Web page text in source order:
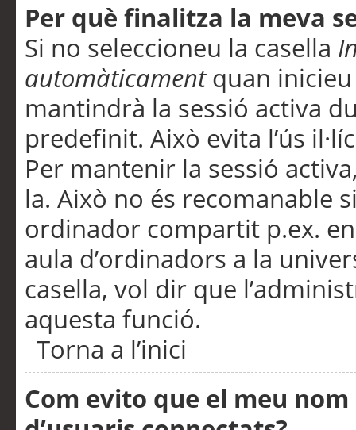
Per què finalitza la meva
Si no seleccioneu la casella
automàticamentquan inicieu
mantindrà la sessió activa
predefinit. Això evita l’ús
Per mantenir la sessió
la. Això no és recomanable
ordinador compartit p.ex.
aula d’ordinadors a la
casella, vol dir que
aquesta funció.
Torna a l’inici
Com evito que el meu